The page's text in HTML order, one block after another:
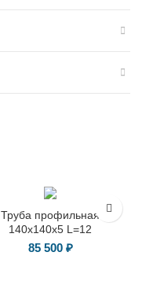
Труба профильная
140х140х5 L=12
85 500 ₽